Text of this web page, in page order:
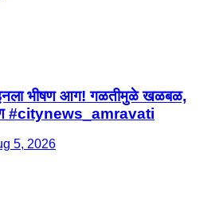
भीषण आग! गळतीमुळे खळबळ,
#citynews_amravati
5, 2026